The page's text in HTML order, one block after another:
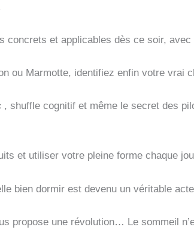
concrets et applicables dès ce soir, avec
ou Marmotte, identifiez enfin votre vrai
shuffle cognitif et même le secret des
et utiliser votre pleine forme chaque
bien dormir est devenu un véritable
propose une révolution… Le sommeil